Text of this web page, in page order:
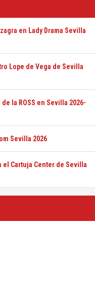
en Lady Drama Sevilla
Lope de Vega de Sevilla
la ROSS en Sevilla 2026-
Sevilla 2026
el Cartuja Center de Sevilla